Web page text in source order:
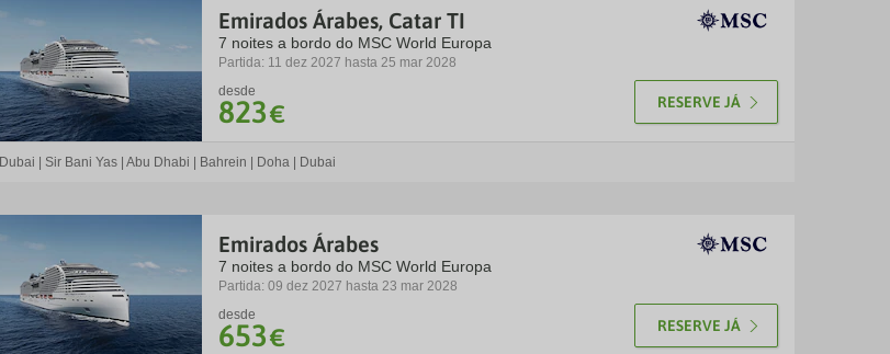
Emirados Árabes, Catar TI
7 noites a bordo do MSC World Europa
Partida: 11 dez 2027 hasta 25 mar 2028
desde
823€ RESERVE JÁ
Dubai | Sir Bani Yas | Abu Dhabi | Bahrein | Doha | Dubai
Emirados Árabes
7 noites a bordo do MSC World Europa
Partida: 09 dez 2027 hasta 23 mar 2028
desde
653€ RESERVE JÁ